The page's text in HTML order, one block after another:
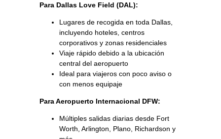
Para Dallas Love Field (DAL):
Lugares de recogida en toda Dallas,
incluyendo hoteles, centros
corporativos y zonas residenciales
Viaje rápido debido a la ubicación
central del aeropuerto
Ideal para viajeros con poco aviso o
con menos equipaje
Para Aeropuerto Internacional DFW:
Múltiples salidas diarias desde Fort
Worth, Arlington, Plano, Richardson y